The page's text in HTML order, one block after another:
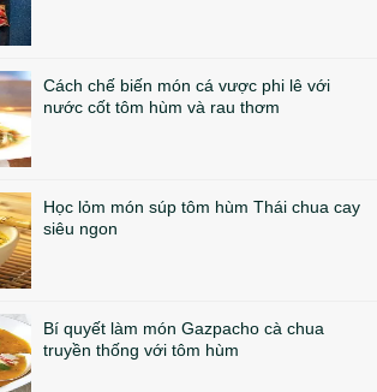
Cách chế biến món cá vược phi lê với
nước cốt tôm hùm và rau thơm
Học lỏm món súp tôm hùm Thái chua cay
siêu ngon
Bí quyết làm món Gazpacho cà chua
truyền thống với tôm hùm